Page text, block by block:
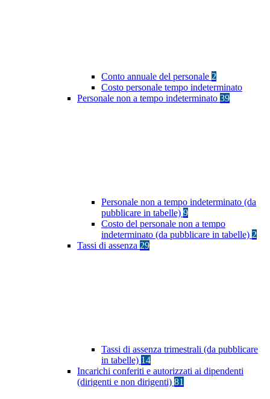
Conto annuale del personale 2
Costo personale tempo indeterminato
Personale non a tempo indeterminato 39
Personale non a tempo indeterminato (da
pubblicare in tabelle) 9
Costo del personale non a tempo
indeterminato (da pubblicare in tabelle) 2
Tassi di assenza 29
Tassi di assenza trimestrali (da pubblicare
in tabelle) 14
Incarichi conferiti e autorizzati ai dipendenti
(dirigenti e non dirigenti) 81